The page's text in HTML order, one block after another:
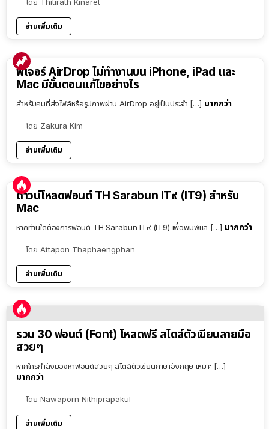
อ่านเพิ่มเติม
ฟีเจอร์ AirDrop ไม่ทำงานบน iPhone, iPad และ
Mac มีขั้นตอนแก้ไขอย่างไร
สำหรับคนที่ส่งไฟล์หรือรูปภาพผ่าน AirDrop อยู่เป็นประจำ […] มากกว่า
โดย Zakura Kim
อ่านเพิ่มเติม
ดาวน์โหลดฟอนต์ TH Sarabun IT๙ (IT9) สำหรับ
Mac
หากท่านใดต้องการฟอนต์ TH Sarabun IT๙ (IT9) เพื่อพิมพ์แล […] มากกว่า
โดย Attapon Thaphaengphan
อ่านเพิ่มเติม
รวม 30 ฟอนต์ (Font) โหลดฟรี สไตล์ตัวเขียนลายมือ
สวยๆ
หากใครกำลังมองหาฟอนต์สวยๆ สไตล์ตัวเขียนภาษาอังกฤษ เหมาะ […]
มากกว่า
โดย Nawaporn Nithiprapakul
อ่านเพิ่มเติม